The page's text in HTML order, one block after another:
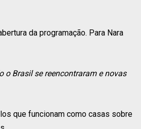
da programação. Para Nara
o Brasil se reencontraram e novas
que funcionam como casas sobre